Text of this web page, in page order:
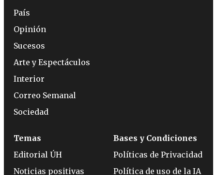
País
Opinión
Sucesos
Arte y Espectáculos
Interior
Correo Semanal
Sociedad
Temas
Editorial ÚH
Noticias positivas
Bases y Condiciones
Políticas de Privacidad
Política de uso de la IA